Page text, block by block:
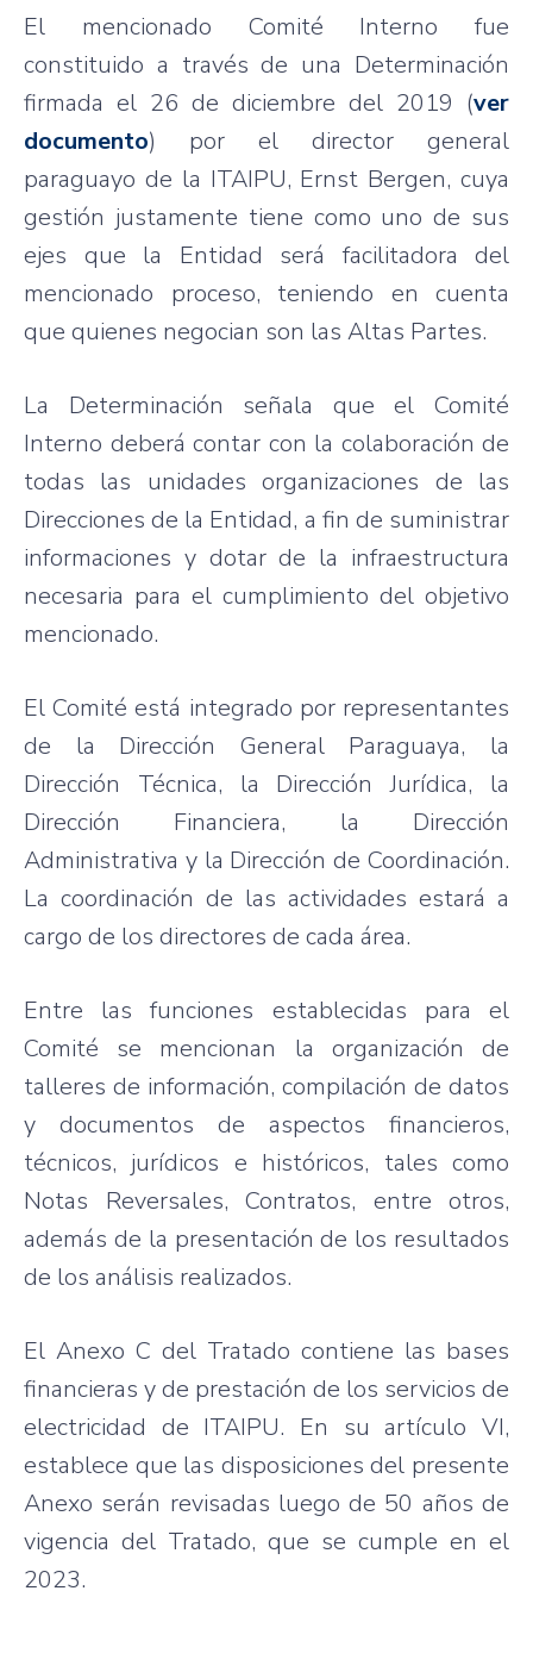
El mencionado Comité Interno fue
constituido a través de una Determinación
firmada el 26 de diciembre del 2019 (ver
documento) por el director general
paraguayo de la ITAIPU, Ernst Bergen, cuya
gestión justamente tiene como uno de sus
ejes que la Entidad será facilitadora del
mencionado proceso, teniendo en cuenta
que quienes negocian son las Altas Partes.
La Determinación señala que el Comité
Interno deberá contar con la colaboración de
todas las unidades organizaciones de las
Direcciones de la Entidad, a fin de suministrar
informaciones y dotar de la infraestructura
necesaria para el cumplimiento del objetivo
mencionado.
El Comité está integrado por representantes
de la Dirección General Paraguaya, la
Dirección Técnica, la Dirección Jurídica, la
Dirección Financiera, la Dirección
Administrativa y la Dirección de Coordinación.
La coordinación de las actividades estará a
cargo de los directores de cada área.
Entre las funciones establecidas para el
Comité se mencionan la organización de
talleres de información, compilación de datos
y documentos de aspectos financieros,
técnicos, jurídicos e históricos, tales como
Notas Reversales, Contratos, entre otros,
además de la presentación de los resultados
de los análisis realizados.
El Anexo C del Tratado contiene las bases
financieras y de prestación de los servicios de
electricidad de ITAIPU. En su artículo VI,
establece que las disposiciones del presente
Anexo serán revisadas luego de 50 años de
vigencia del Tratado, que se cumple en el
2023.